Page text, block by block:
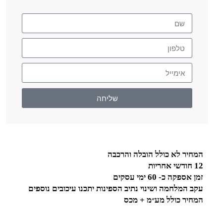
שליחה
המחיר לא כולל הובלה והרכבה
12 חודשי אחריות
זמן אספקה כ- 60 ימי עסקים
עקב המלחמה ושינוי נתיב הספינות יתכנו עיכובים נוספים
המחיר כולל מע״מ + מכס